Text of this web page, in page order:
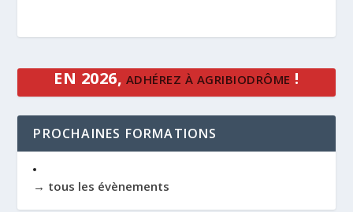
EN 2026, ADHÉREZ À AGRIBIODRÔME !
PROCHAINES FORMATIONS
→ tous les évènements